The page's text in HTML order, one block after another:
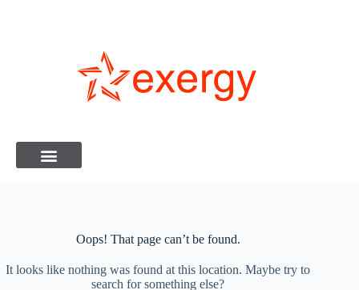
Oops! That page can’t be found.
It looks like nothing was found at this location. Maybe try to
search for something else?